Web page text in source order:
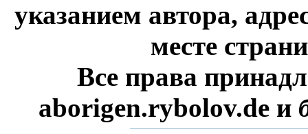
указанием автора,
месте
Все права
aborigen.rybolov.de и